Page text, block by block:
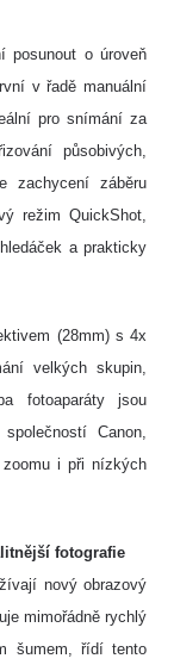
posunout o úroveň
v řadě manuální
pro snímání za
působivých,
zachycení záběru
režim QuickShot,
a prakticky
(28mm) s 4x
velkých skupin,
fotoaparáty jsou
Canon,
i při nízkých
fotografie
nový obrazový
mimořádně rychlý
šumem, řídí tento